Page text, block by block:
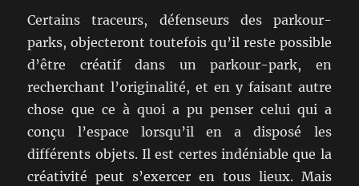
Certains traceurs, défenseurs des parkour-
parks, objecteront toutefois qu’il reste possible
d’être créatif dans un parkour-park, en
recherchant l’originalité, et en y faisant autre
chose que ce à quoi a pu penser celui qui a
conçu l’espace lorsqu’il en a disposé les
différents objets. Il est certes indéniable que la
créativité peut s’exercer en tous lieux. Mais